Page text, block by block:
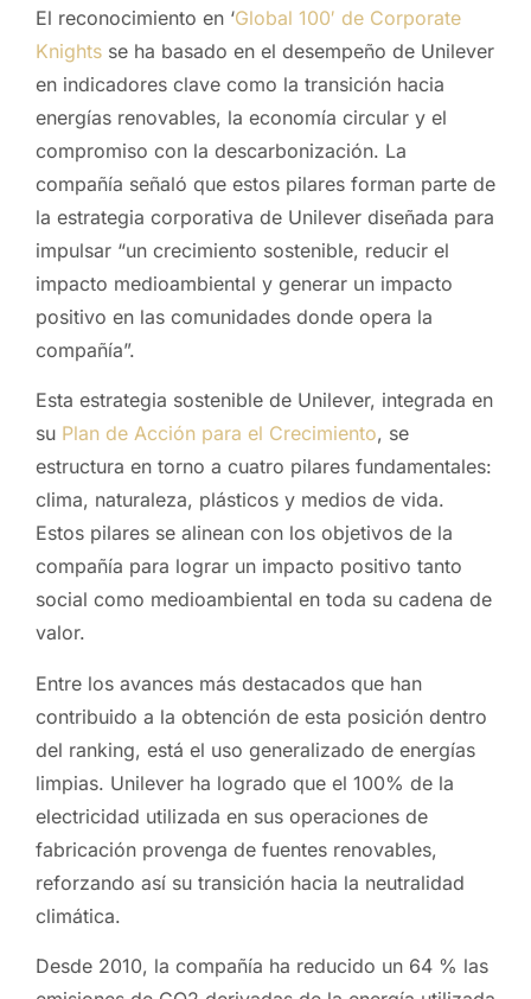
El reconocimiento en ‘Global 100′ de Corporate
Knights se ha basado en el desempeño de Unilever
en indicadores clave como la transición hacia
energías renovables, la economía circular y el
compromiso con la descarbonización. La
compañía señaló que estos pilares forman parte de
la estrategia corporativa de Unilever diseñada para
impulsar “un crecimiento sostenible, reducir el
impacto medioambiental y generar un impacto
positivo en las comunidades donde opera la
compañía”.
Esta estrategia sostenible de Unilever, integrada en
su Plan de Acción para el Crecimiento, se
estructura en torno a cuatro pilares fundamentales:
clima, naturaleza, plásticos y medios de vida.
Estos pilares se alinean con los objetivos de la
compañía para lograr un impacto positivo tanto
social como medioambiental en toda su cadena de
valor.
Entre los avances más destacados que han
contribuido a la obtención de esta posición dentro
del ranking, está el uso generalizado de energías
limpias. Unilever ha logrado que el 100% de la
electricidad utilizada en sus operaciones de
fabricación provenga de fuentes renovables,
reforzando así su transición hacia la neutralidad
climática.
Desde 2010, la compañía ha reducido un 64 % las